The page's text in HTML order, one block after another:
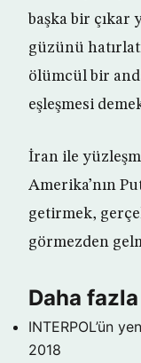
başka bir çıkar
güzünü
ölümcül bir
eşleşmesi
İran ile
Amerika’nın
getirmek,
görmezden
Daha
INTERPOL’ün
2018